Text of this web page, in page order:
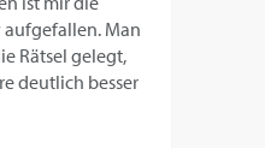
aufgefallen. Man
Rätsel gelegt,
deutlich besser